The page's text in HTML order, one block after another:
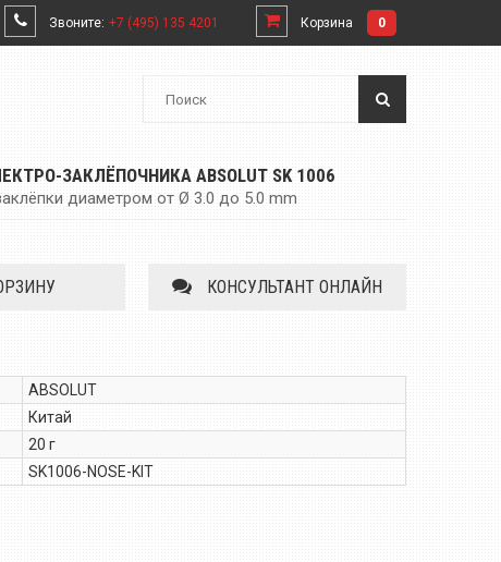
Звоните: +7 (495) 135 4201 Корзина 0
ЗАКЛЁПОЧНИКА ABSOLUT SK 1006
диаметром от Ø 3.0 до 5.0 mm
КОНСУЛЬТАНТ ОНЛАЙН
ABSOLUT
Китай
20 г
SK1006-NOSE-KIT